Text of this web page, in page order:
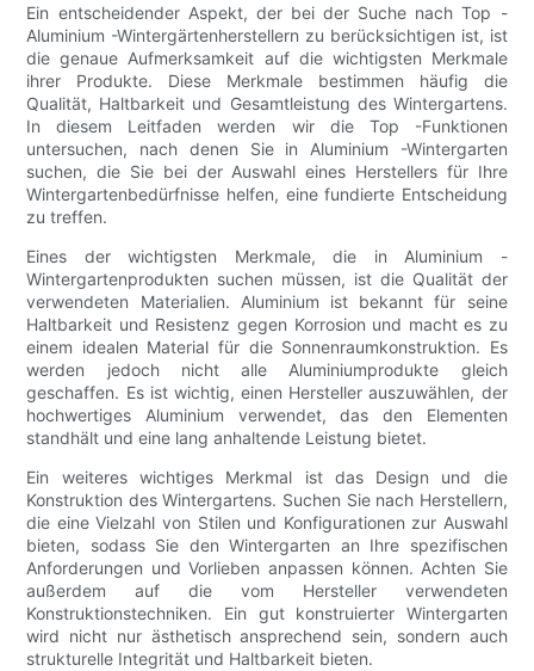
Ein entscheidender Aspekt, der bei der Suche nach Top -
Aluminium -Wintergärtenherstellern zu berücksichtigen ist, ist
die genaue Aufmerksamkeit auf die wichtigsten Merkmale
ihrer Produkte. Diese Merkmale bestimmen häufig die
Qualität, Haltbarkeit und Gesamtleistung des Wintergartens.
In diesem Leitfaden werden wir die Top -Funktionen
untersuchen, nach denen Sie in Aluminium -Wintergarten
suchen, die Sie bei der Auswahl eines Herstellers für Ihre
Wintergartenbedürfnisse helfen, eine fundierte Entscheidung
zu treffen.
Eines der wichtigsten Merkmale, die in Aluminium -
Wintergartenprodukten suchen müssen, ist die Qualität der
verwendeten Materialien. Aluminium ist bekannt für seine
Haltbarkeit und Resistenz gegen Korrosion und macht es zu
einem idealen Material für die Sonnenraumkonstruktion. Es
werden jedoch nicht alle Aluminiumprodukte gleich
geschaffen. Es ist wichtig, einen Hersteller auszuwählen, der
hochwertiges Aluminium verwendet, das den Elementen
standhält und eine lang anhaltende Leistung bietet.
Ein weiteres wichtiges Merkmal ist das Design und die
Konstruktion des Wintergartens. Suchen Sie nach Herstellern,
die eine Vielzahl von Stilen und Konfigurationen zur Auswahl
bieten, sodass Sie den Wintergarten an Ihre spezifischen
Anforderungen und Vorlieben anpassen können. Achten Sie
außerdem auf die vom Hersteller verwendeten
Konstruktionstechniken. Ein gut konstruierter Wintergarten
wird nicht nur ästhetisch ansprechend sein, sondern auch
strukturelle Integrität und Haltbarkeit bieten.